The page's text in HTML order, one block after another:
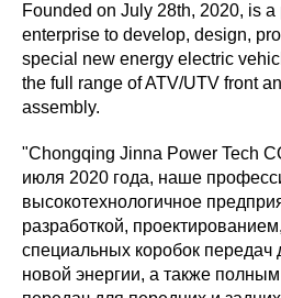
Founded on July 28th, 2020, is
enterprise to develop, design,
special new energy electric
the full range of ATV/UTV front
assembly.
"Chongqing Jinna Power Tech
июля 2020 года, наше
высокотехнологичное
разработкой,
специальных коробок передач
новой энергии, а также